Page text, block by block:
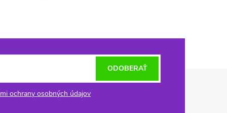
ochrany osobných údajov
ODOBERAŤ